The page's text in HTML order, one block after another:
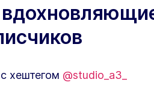
хештегом @studio_a3_